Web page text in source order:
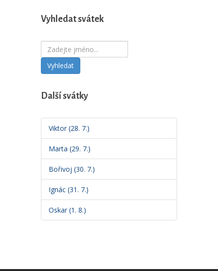
Vyhledat svátek
Vyhledat
Další svátky
Viktor (28. 7.)
Marta (29. 7.)
Bořivoj (30. 7.)
Ignác (31. 7.)
Oskar (1. 8.)